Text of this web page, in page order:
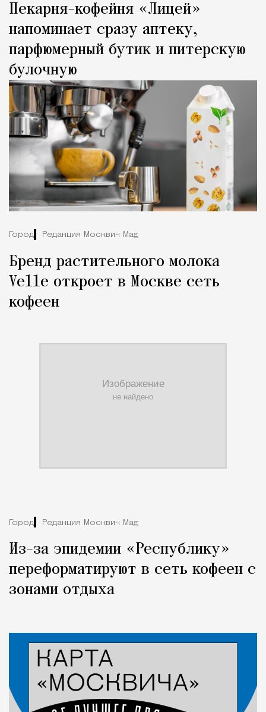
Пекарня-кофейня «Лицей»
напоминает сразу аптеку,
парфюмерный бутик и питерскую
булочную
Город Редакция Москвич Mag
Бренд растительного молока
Velle откроет в Москве сеть
кофеен
Город Редакция Москвич Mag
Из-за эпидемии «Республику»
переформатируют в сеть кофеен с
зонами отдыха